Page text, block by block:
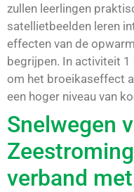
zullen leerlingen
satellietbeelden leren
effecten van de
begrijpen. In activiteit 1
om het broeikaseffect
een hoger niveau van
Snelwegen
verband